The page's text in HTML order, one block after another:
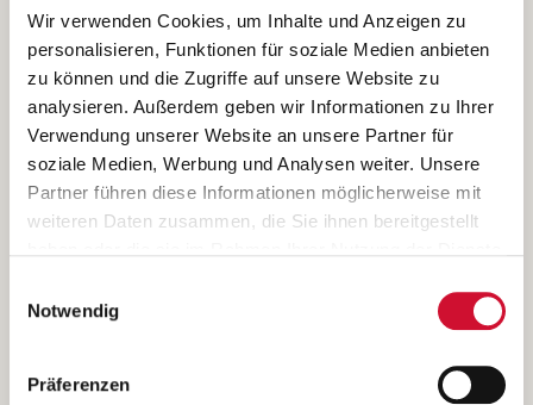
Wir verwenden Cookies, um Inhalte und Anzeigen zu
personalisieren, Funktionen für soziale Medien anbieten
zu können und die Zugriffe auf unsere Website zu
analysieren. Außerdem geben wir Informationen zu Ihrer
Verwendung unserer Website an unsere Partner für
soziale Medien, Werbung und Analysen weiter. Unsere
Partner führen diese Informationen möglicherweise mit
weiteren Daten zusammen, die Sie ihnen bereitgestellt
Wenn Sie auf „Cookies zulassen“ klicken, so stimmen
Sie der Speicherung sämtlicher Cookies zu. Sie können
Ihre Einwilligung selbstverständlich jederzeit widerrufen,
indem Sie die Cookie-Einstellungen aufrufen und diese
Notwendig
Präferenzen
Ich bin damit einverstanden, dass meine personenbezogenen Daten
ausschließlich zum Zweck der Durchführung der Kontaktanfrage
verarbeitet, auf IT- Systemen der Garitz Bewirtschaftungsbetriebe
GmbH, Heinrich-von-Kleist-Straße 2, 97688 Bad Kissingen
(Betreiber) gespeichert und an die für das Stellenangebot
verantwortliche Stelle zur Kontaktaufnahme weitergegeben
werden.
Diese Einwilligungserklärung kann ich jederzeit gegenüber dem
Weitere Details können Sie der
entnehmen.